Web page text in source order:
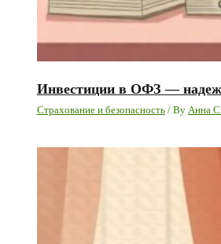
Инвестиции в ОФЗ —
Страхование и безопасность/ By Анна